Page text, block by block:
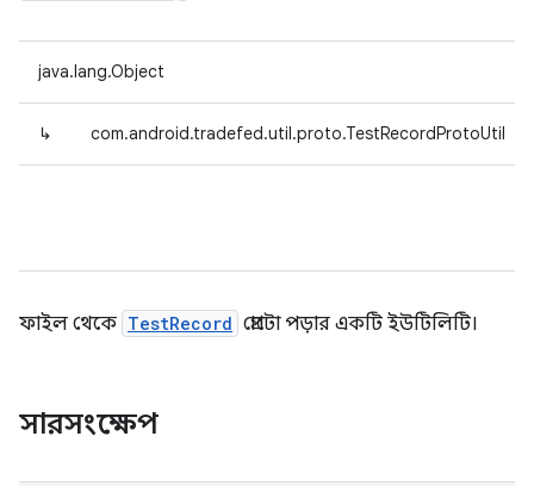
java.lang.Object
↳ com.android.tradefed.util.proto.TestRecordProtoUtil
ফাইল থেকে TestRecord প্রোটো পড়ার একটি ইউটিলিটি।
সারসংক্ষেপ